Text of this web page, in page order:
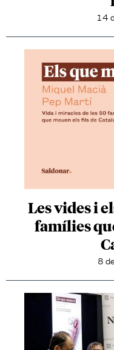
14
Les vides i
famílies
8